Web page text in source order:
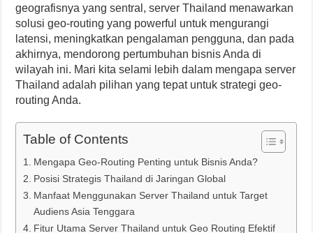
geografisnya yang sentral, server Thailand menawarkan
solusi geo-routing yang powerful untuk mengurangi
latensi, meningkatkan pengalaman pengguna, dan pada
akhirnya, mendorong pertumbuhan bisnis Anda di
wilayah ini. Mari kita selami lebih dalam mengapa server
Thailand adalah pilihan yang tepat untuk strategi geo-
routing Anda.
Table of Contents
Mengapa Geo-Routing Penting untuk Bisnis Anda?
Posisi Strategis Thailand di Jaringan Global
Manfaat Menggunakan Server Thailand untuk Target
Audiens Asia Tenggara
Fitur Utama Server Thailand untuk Geo Routing Efektif